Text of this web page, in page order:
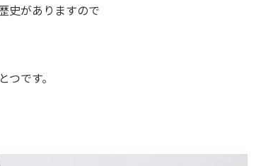
史がありますので
です。